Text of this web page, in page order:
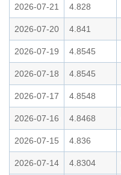
2026-07-21 4.828
2026-07-20 4.841
2026-07-19 4.8545
2026-07-18 4.8545
2026-07-17 4.8548
2026-07-16 4.8468
2026-07-15 4.836
2026-07-14 4.8304